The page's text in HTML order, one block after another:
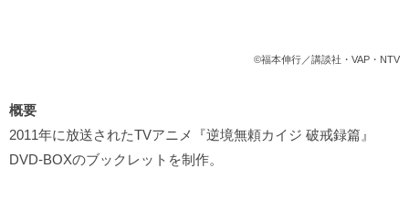
©福本伸行／講談社・VAP・NTV
概要
2011年に放送されたTVアニメ『逆境無頼カイジ 破戒録篇』
DVD-BOXのブックレットを制作。